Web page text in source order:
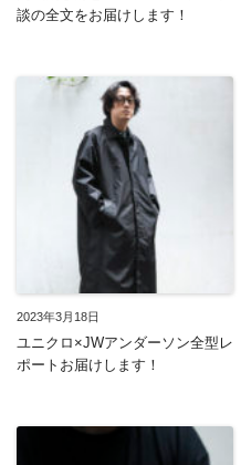
談の全文をお届けします！
2023年3月18日
ユニクロ×JWアンダーソン全型レ
ポートお届けします！